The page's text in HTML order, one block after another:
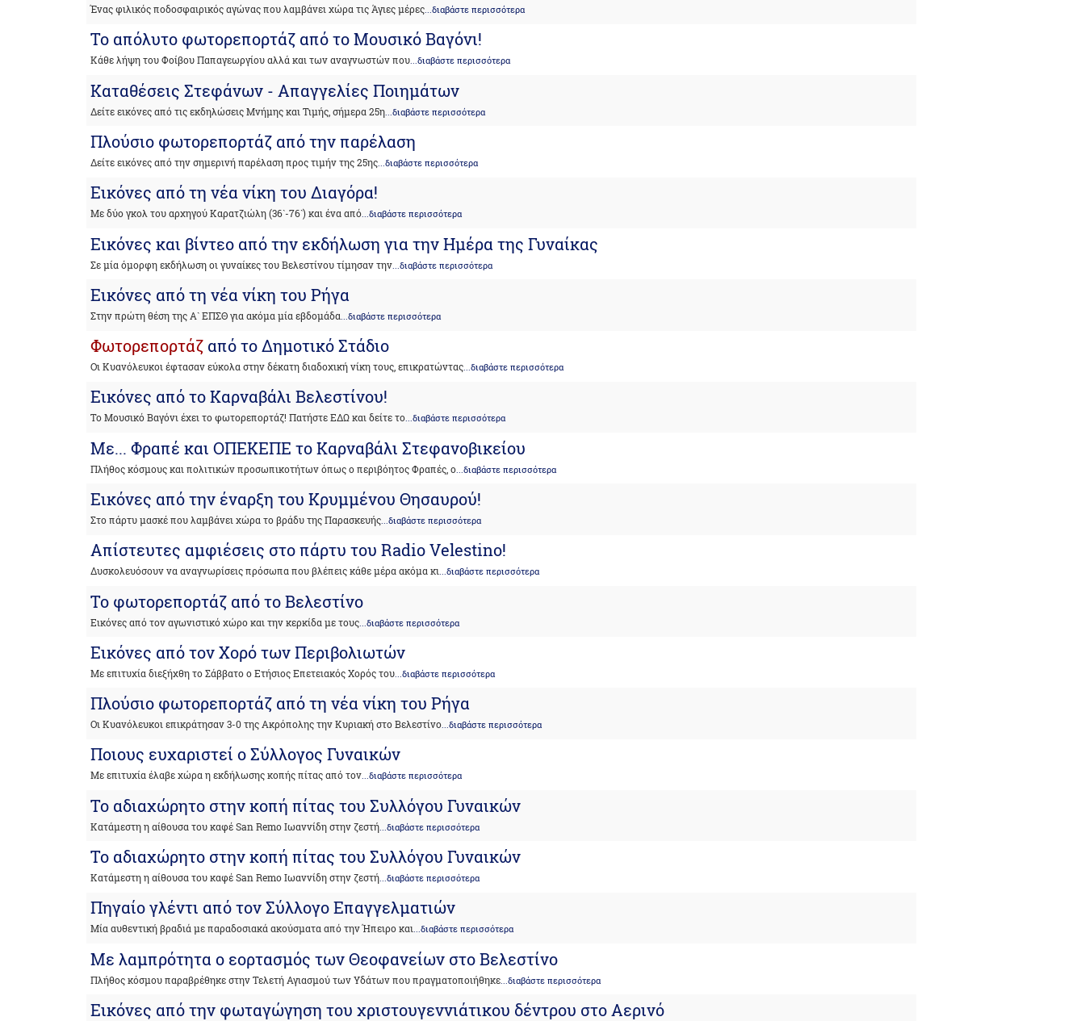
Ένας φιλικός ποδοσφαιρικός αγώνας που λαμβάνει χώρα τις Άγιες μέρες...διαβάστε περισσότερα
Το απόλυτο φωτορεπορτάζ από το Μουσικό Βαγόνι!
Κάθε λήψη του Φοίβου Παπαγεωργίου αλλά και των αναγνωστών που...διαβάστε περισσότερα
Καταθέσεις Στεφάνων - Απαγγελίες Ποιημάτων
Δείτε εικόνες από τις εκδηλώσεις Μνήμης και Τιμής, σήμερα 25η ...διαβάστε περισσότερα
Πλούσιο φωτορεπορτάζ από την παρέλαση
Δείτε εικόνες από την σημερινή παρέλαση προς τιμήν της 25ης...διαβάστε περισσότερα
Εικόνες από τη νέα νίκη του Διαγόρα!
Με δύο γκολ του αρχηγού Καρατζιώλη (36`-76`) και ένα από...διαβάστε περισσότερα
Εικόνες και βίντεο από την εκδήλωση για την Ημέρα της Γυναίκας
Σε μία όμορφη εκδήλωση οι γυναίκες του Βελεστίνου τίμησαν την ...διαβάστε περισσότερα
Εικόνες από τη νέα νίκη του Ρήγα
Στην πρώτη θέση της Α` ΕΠΣΘ για ακόμα μία εβδομάδα...διαβάστε περισσότερα
Φωτορεπορτάζ από το Δημοτικό Στάδιο
Οι Κυανόλευκοι έφτασαν εύκολα στην δέκατη διαδοχική νίκη τους, επικρατώντας...διαβάστε περισσότερα
Εικόνες από το Καρναβάλι Βελεστίνου!
Το Μουσικό Βαγόνι έχει το φωτορεπορτάζ! Πατήστε ΕΔΩ και δείτε το...διαβάστε περισσότερα
Με... Φραπέ και ΟΠΕΚΕΠΕ το Καρναβάλι Στεφανοβικείου
Πλήθος κόσμους και πολιτικών προσωπικοτήτων όπως ο περιβόητος Φραπές, ο ...διαβάστε περισσότερα
Εικόνες από την έναρξη του Κρυμμένου Θησαυρού!
Στο πάρτυ μασκέ που λαμβάνει χώρα το βράδυ της Παρασκευής...διαβάστε περισσότερα
Απίστευτες αμφιέσεις στο πάρτυ του Radio Velestino!
Δυσκολευόσουν να αναγνωρίσεις πρόσωπα που βλέπεις κάθε μέρα ακόμα κι...διαβάστε περισσότερα
Το φωτορεπορτάζ από το Βελεστίνο
Εικόνες από τον αγωνιστικό χώρο και την κερκίδα με τους ...διαβάστε περισσότερα
Εικόνες από τον Χορό των Περιβολιωτών
Με επιτυχία διεξήχθη το Σάββατο ο Ετήσιος Επετειακός Χορός του...διαβάστε περισσότερα
Πλούσιο φωτορεπορτάζ από τη νέα νίκη του Ρήγα
Οι Κυανόλευκοι επικράτησαν 3-0 της Ακρόπολης την Κυριακή στο Βελεστίνο...διαβάστε περισσότερα
Ποιους ευχαριστεί ο Σύλλογος Γυναικών
Με επιτυχία έλαβε χώρα η εκδήλωσης κοπής πίτας από τον...διαβάστε περισσότερα
Το αδιαχώρητο στην κοπή πίτας του Συλλόγου Γυναικών
Κατάμεστη η αίθουσα του καφέ San Remo Ιωαννίδη στην ζεστή ...διαβάστε περισσότερα
Το αδιαχώρητο στην κοπή πίτας του Συλλόγου Γυναικών
Κατάμεστη η αίθουσα του καφέ San Remo Ιωαννίδη στην ζεστή...διαβάστε περισσότερα
Πηγαίο γλέντι από τον Σύλλογο Επαγγελματιών
Μία αυθεντική βραδιά με παραδοσιακά ακούσματα από την Ήπειρο και...διαβάστε περισσότερα
Με λαμπρότητα ο εορτασμός των Θεοφανείων στο Βελεστίνο
Πλήθος κόσμου παραβρέθηκε στην Τελετή Αγιασμού των Υδάτων που πραγματοποιήθηκε ...διαβάστε περισσότερα
Εικόνες από την φωταγώγηση του χριστουγεννιάτικου δέντρου στο Αερινό